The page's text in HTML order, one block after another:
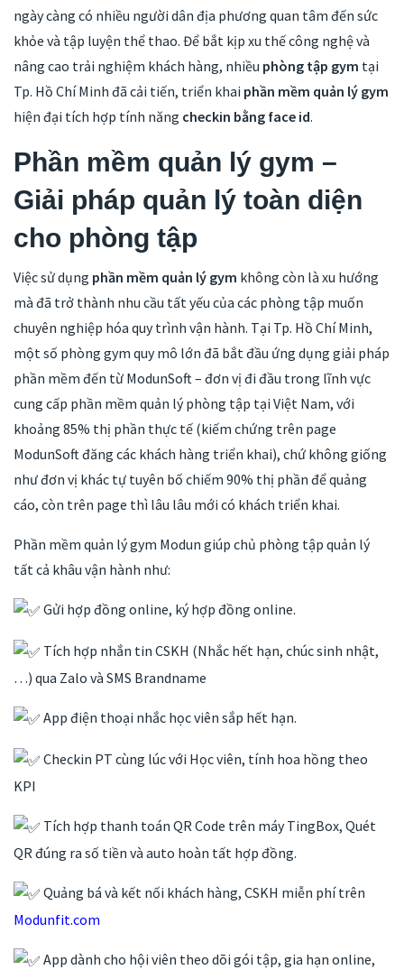
ngày càng có nhiều người dân địa phương quan tâm đến sức
khỏe và tập luyện thể thao. Để bắt kịp xu thế công nghệ và
nâng cao trải nghiệm khách hàng, nhiều phòng tập gym tại
Tp. Hồ Chí Minh đã cải tiến, triển khai phần mềm quản lý gym
hiện đại tích hợp tính năng checkin bằng face id.
Phần mềm quản lý gym –
Giải pháp quản lý toàn diện
cho phòng tập
Việc sử dụng phần mềm quản lý gym không còn là xu hướng
mà đã trở thành nhu cầu tất yếu của các phòng tập muốn
chuyên nghiệp hóa quy trình vận hành. Tại Tp. Hồ Chí Minh,
một số phòng gym quy mô lớn đã bắt đầu ứng dụng giải pháp
phần mềm đến từ ModunSoft – đơn vị đi đầu trong lĩnh vực
cung cấp phần mềm quản lý phòng tập tại Việt Nam, với
khoảng 85% thị phần thực tế (kiếm chứng trên page
ModunSoft đăng các khách hàng triển khai), chứ không giống
như đơn vị khác tự tuyên bố chiếm 90% thị phần để quảng
cáo, còn trên page thì lâu lâu mới có khách triển khai.
Phần mềm quản lý gym Modun giúp chủ phòng tập quản lý
tất cả khâu vận hành như:
Gửi hợp đồng online, ký hợp đồng online.
Tích hợp nhắn tin CSKH (Nhắc hết hạn, chúc sinh nhật,
…) qua Zalo và SMS Brandname
App điện thoại nhắc học viên sắp hết hạn.
Checkin PT cùng lúc với Học viên, tính hoa hồng theo
KPI
Tích hợp thanh toán QR Code trên máy TingBox, Quét
QR đúng ra số tiền và auto hoàn tất hợp đồng.
Quảng bá và kết nối khách hàng, CSKH miễn phí trên
Modunfit.com
App dành cho hội viên theo dõi gói tập, gia hạn online,